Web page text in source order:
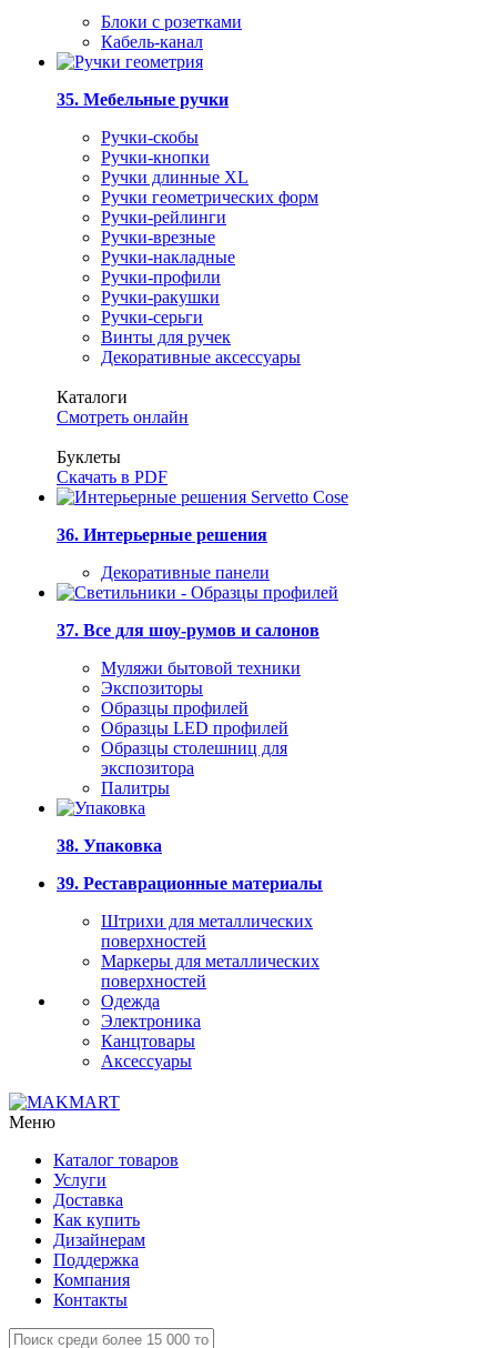
Блоки с розетками
Кабель-канал
35. Мебельные ручки
Ручки-скобы
Ручки-кнопки
Ручки длинные XL
Ручки геометрических форм
Ручки-рейлинги
Ручки-врезные
Ручки-накладные
Ручки-профили
Ручки-ракушки
Ручки-серьги
Винты для ручек
Декоративные аксессуары
Каталоги
Смотреть онлайн
Буклеты
Скачать в PDF
36. Интерьерные решения
Декоративные панели
37. Все для шоу-румов и салонов
Муляжи бытовой техники
Экспозиторы
Образцы профилей
Образцы LED профилей
Образцы столешниц для
экспозитора
Палитры
38. Упаковка
39. Реставрационные материалы
Штрихи для металлических
поверхностей
Маркеры для металлических
поверхностей
Одежда
Электроника
Канцтовары
Аксессуары
Меню
Каталог товаров
Услуги
Доставка
Как купить
Дизайнерам
Поддержка
Компания
Контакты